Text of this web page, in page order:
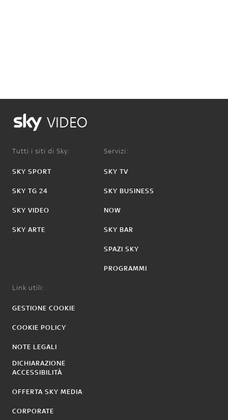
VIDEO
Tutti i siti di Sky:
SKY SPORT
SKY TG 24
SKY VIDEO
SKY ARTE
Servizi:
SKY TV
SKY BUSINESS
NOW
SKY BAR
SPAZI SKY
PROGRAMMI
Link utili:
GESTIONE COOKIE
COOKIE POLICY
NOTE LEGALI
DICHIARAZIONE
ACCESSIBILITÀ
OFFERTA SKY MEDIA
CORPORATE